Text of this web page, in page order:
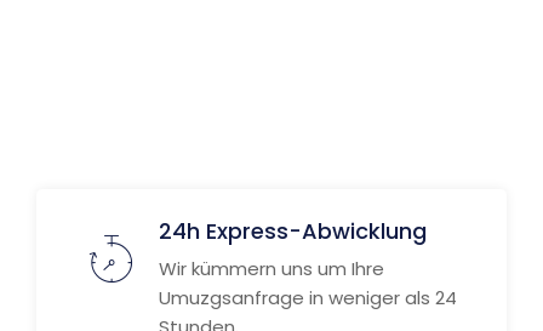
24h Express-Abwicklung
Wir kümmern uns um Ihre
Umuzgsanfrage in weniger als 24